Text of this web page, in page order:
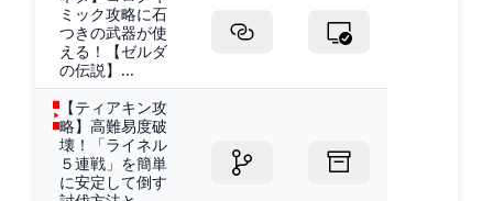
ミック攻略に石
つきの武器が使
える！【ゼルダ
の伝説】...
【ティアキン攻
略】高難易度破
壊！「ライネル
５連戦」を簡単
に安定して倒す